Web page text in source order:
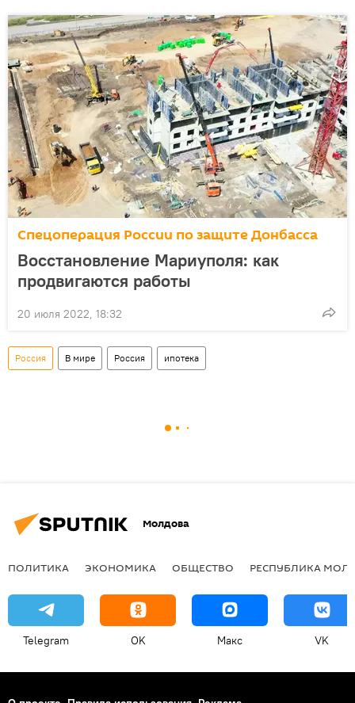
Спецоперация России по защите Донбасса
Восстановление Мариуполя: как
продвигаются работы
20 июля 2022, 18:32
Россия В мире Россия ипотека
Молдова
ПОЛИТИКА ЭКОНОМИКА ОБЩЕСТВО РЕСПУБЛИКА
Telegram OK Макс VK